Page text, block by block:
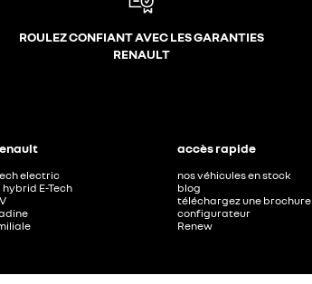
ROULEZ CONFIANT AVEC LES GARANTIES
RENAULT
electric
E-Tech
accès rapide
nos véhicules en stock
blog
téléchargez une brochure
configurateur
Renew